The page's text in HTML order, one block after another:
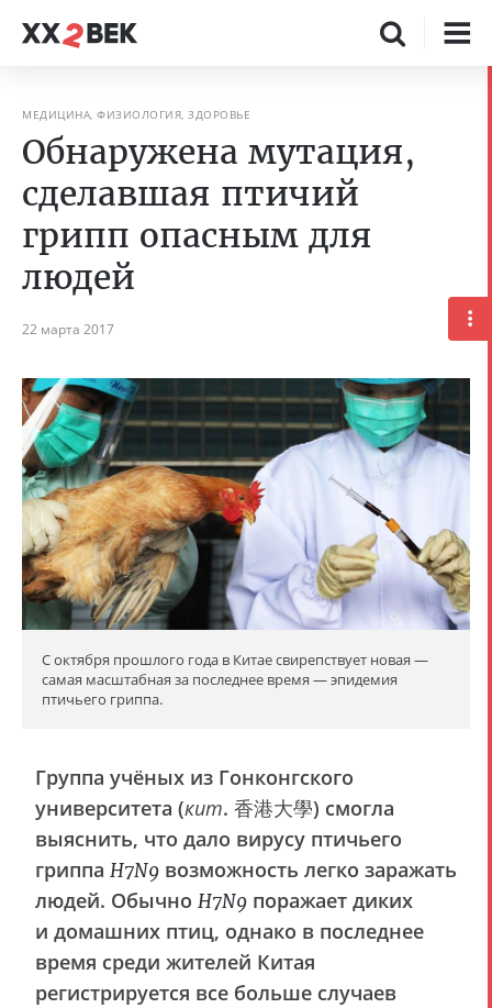
МЕДИЦИНА, ФИЗИОЛОГИЯ, ЗДОРОВЬЕ
Обнаружена мутация,
сделавшая птичий
грипп опасным для
людей
22 марта 2017
С октября прошлого года в Китае свирепствует новая —
самая масштабная за последнее время — эпидемия
птичьего гриппа.
Группа учёных из Гонконгского
университета (кит. 香港大學) смогла
выяснить, что дало вирусу птичьего
гриппа H7N9 возможность легко заражать
людей. Обычно H7N9 поражает диких
и домашних птиц, однако в последнее
время среди жителей Китая
регистрируется все больше случаев